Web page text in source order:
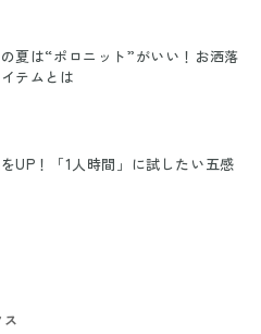
の夏は“ポロニット”がいい！お洒落
テムとは
UP！「1人時間」に試したい五感